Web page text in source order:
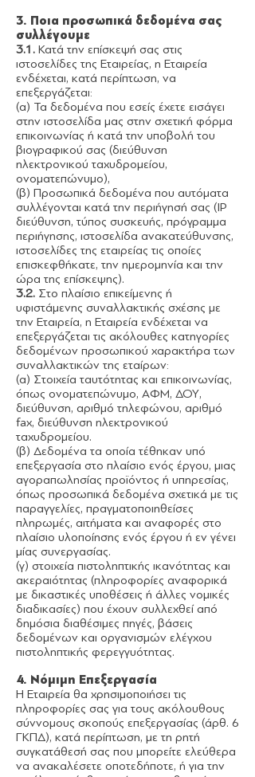
3. Ποια προσωπικά δεδομένα σας
συλλέγουμε
3.1. Κατά την επίσκεψή σας στις
ιστοσελίδες της Εταιρείας, η Εταιρεία
ενδέχεται, κατά περίπτωση, να
επεξεργάζεται:
(α) Τα δεδομένα που εσείς έχετε εισάγει
στην ιστοσελίδα μας στην σχετική φόρμα
επικοινωνίας ή κατά την υποβολή του
βιογραφικού σας (διεύθυνση
ηλεκτρονικού ταχυδρομείου,
ονοματεπώνυμο),
(β) Προσωπικά δεδομένα που αυτόματα
συλλέγονται κατά την περιήγησή σας (IP
διεύθυνση, τύπος συσκευής, πρόγραμμα
περιήγησης, ιστοσελίδα ανακατεύθυνσης,
ιστοσελίδες της εταιρείας τις οποίες
επισκεφθήκατε, την ημερομηνία και την
ώρα της επίσκεψης).
3.2. Στο πλαίσιο επικείμενης ή
υφιστάμενης συναλλακτικής σχέσης με
την Εταιρεία, η Εταιρεία ενδέχεται να
επεξεργάζεται τις ακόλουθες κατηγορίες
δεδομένων προσωπικού χαρακτήρα των
συναλλακτικών της εταίρων:
(α) Στοιχεία ταυτότητας και επικοινωνίας,
όπως ονοματεπώνυμο, ΑΦΜ, ΔΟΥ,
διεύθυνση, αριθμό τηλεφώνου, αριθμό
fax, διεύθυνση ηλεκτρονικού
ταχυδρομείου.
(β) Δεδομένα τα οποία τέθηκαν υπό
επεξεργασία στο πλαίσιο ενός έργου, μιας
αγοραπωλησίας προϊόντος ή υπηρεσίας,
όπως προσωπικά δεδομένα σχετικά με τις
παραγγελίες, πραγματοποιηθείσες
πληρωμές, αιτήματα και αναφορές στο
πλαίσιο υλοποίησης ενός έργου ή εν γένει
μίας συνεργασίας.
(γ) στοιχεία πιστοληπτικής ικανότητας και
ακεραιότητας (πληροφορίες αναφορικά
με δικαστικές υποθέσεις ή άλλες νομικές
διαδικασίες) που έχουν συλλεχθεί από
δημόσια διαθέσιμες πηγές, βάσεις
δεδομένων και οργανισμών ελέγχου
πιστοληπτικής φερεγγυότητας.
4. Νόμιμη Επεξεργασία
Η Εταιρεία θα χρησιμοποιήσει τις
πληροφορίες σας για τους ακόλουθους
σύννομους σκοπούς επεξεργασίας (άρθ. 6
ΓΚΠΔ), κατά περίπτωση, με τη ρητή
συγκατάθεσή σας που μπορείτε ελεύθερα
να ανακαλέσετε οποτεδήποτε, ή για την